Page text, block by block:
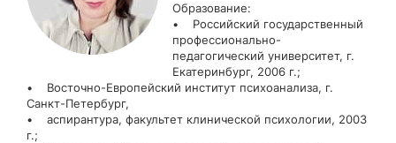
Образование:
• Российский государственный
профессионально-
педагогический университет, г.
Екатеринбург, 2006 г.;
• Восточно-Европейский институт психоанализа, г.
Санкт-Петербург,
• аспирантура, факультет клинической психологии, 2003
г.;